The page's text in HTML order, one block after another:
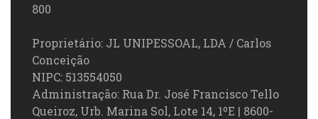
800
Proprietário: JL UNIPESSOAL, LDA / Carlos
Conceição
NIPC: 513554050
Administração: Rua Dr. José Francisco Tello
Queiroz, Urb. Marina Sol, Lote 14, 1ºE | 8600-